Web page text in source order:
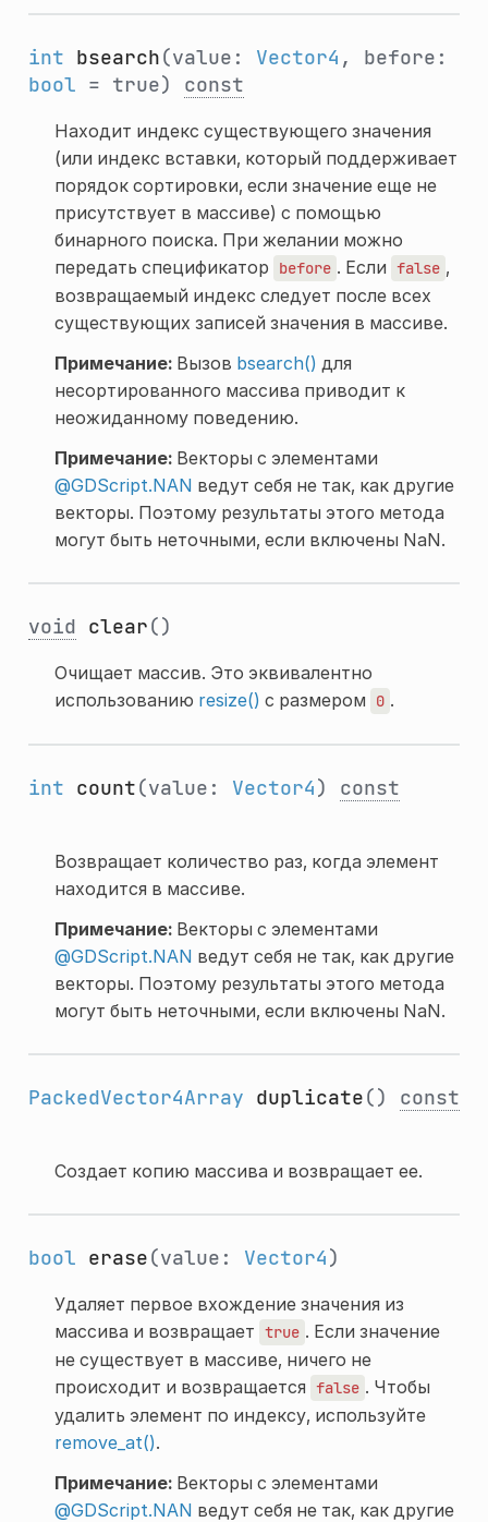
int bsearch(value: Vector4 , before:
bool = true) const
Находит индекс существующего значения
(или индекс вставки, который поддерживает
порядок сортировки, если значение еще не
присутствует в массиве) с помощью
бинарного поиска. При желании можно
передать спецификатор
before . Если false ,
возвращаемый индекс следует после всех
существующих записей значения в массиве.
Примечание:Вызов bsearch() для
несортированного массива приводит к
неожиданному поведению.
Примечание:Векторы с элементами
@GDScript.NAN ведут себя не так, как другие
векторы. Поэтому результаты этого метода
могут быть неточными, если включены NaN.
void clear()
Очищает массив. Это эквивалентно
использованию resize() с размером 0 .
int count(value: Vector4) const
Возвращает количество раз, когда элемент
находится в массиве.
Примечание:Векторы с элементами
@GDScript.NAN ведут себя не так, как другие
векторы. Поэтому результаты этого метода
могут быть неточными, если включены NaN.
PackedVector4Array duplicate() const
Создает копию массива и возвращает ее.
bool erase(value: Vector4)
Удаляет первое вхождение значения из
массива и возвращает true . Если значение
не существует в массиве, ничего не
происходит и возвращается false . Чтобы
удалить элемент по индексу, используйте
remove_at().
Примечание:Векторы с элементами
@GDScript.NAN ведут себя не так, как другие